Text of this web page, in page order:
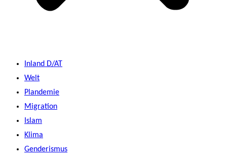
Inland D/AT
Welt
Plandemie
Migration
Islam
Klima
Genderismus